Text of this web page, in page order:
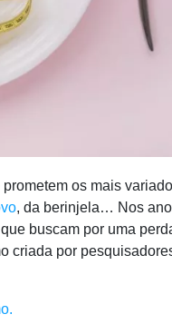
os mais
, da berinjela… Nos
buscam por uma
criada por